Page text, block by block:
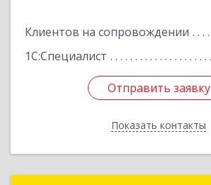
Клиентов на сопровождении
1С:Специалист
Отправить заявку
Показать контакты
Отправить заявку
Назад